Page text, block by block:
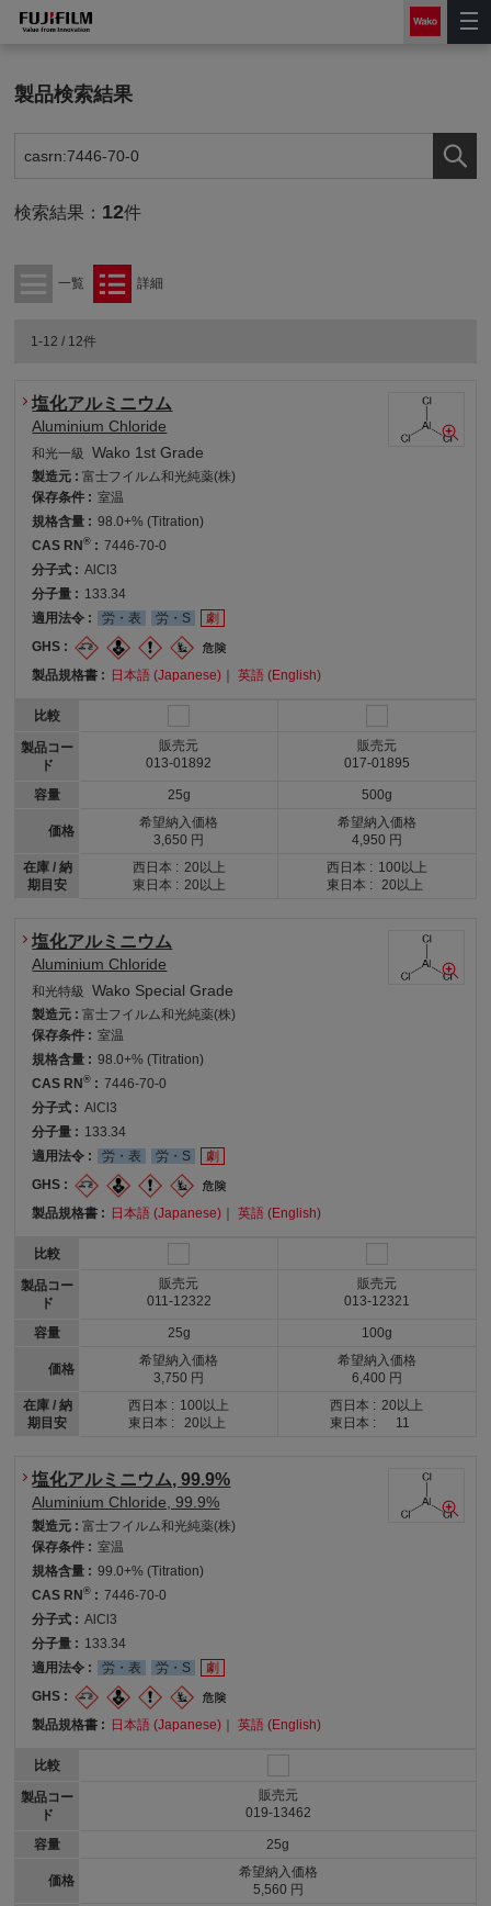
製品検索結果
検索結果： 12件
一覧 詳細
1-12 / 12件
塩化アルミニウム
Aluminium Chloride
和光一級 Wako 1st Grade
製造元 :富士フイルム和光純薬(株)
保存条件 : 室温
規格含量 : 98.0+% (Titration)
CAS RN® : 7446-70-0
分子式 : AlCl3
分子量 : 133.34
適用法令 :
労・表 労・S
劇
GHS :
製品規格書 :
日本語 (Japanese) ｜英語 (English)
比較
製品コー
ド
容量
価格
在庫 / 納
期目安
販売元
013-01892
25g
希望納入価格
3,650 円
西日本 : 20以上
東日本 : 20以上
販売元
017-01895
500g
希望納入価格
4,950 円
西日本 : 100以上
東日本 :
20以上
塩化アルミニウム
Aluminium Chloride
和光特級 Wako Special Grade
製造元 :富士フイルム和光純薬(株)
保存条件 : 室温
規格含量 : 98.0+% (Titration)
CAS RN® : 7446-70-0
分子式 : AlCl3
分子量 : 133.34
適用法令 :
労・表 労・S
劇
GHS :
製品規格書 :
日本語 (Japanese) ｜英語 (English)
比較
製品コー
ド
容量
価格
在庫 / 納
期目安
販売元
011-12322
25g
希望納入価格
3,750 円
西日本 : 100以上
東日本 :
20以上
販売元
013-12321
100g
希望納入価格
6,400 円
西日本 : 20以上
東日本 :
11
塩化アルミニウム, 99.9%
Aluminium Chloride, 99.9%
製造元 :富士フイルム和光純薬(株)
保存条件 : 室温
規格含量 : 99.0+% (Titration)
CAS RN® : 7446-70-0
分子式 : AlCl3
分子量 : 133.34
適用法令 :
労・表 労・S
劇
GHS :
製品規格書 :
日本語 (Japanese) ｜英語 (English)
比較
製品コー
ド
容量
価格
販売元
019-13462
25g
希望納入価格
5,560 円